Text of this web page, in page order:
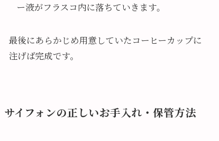
ー液がフラスコ内に落ちていきます。
最後にあらかじめ用意していたコーヒーカップに
注げば完成です。
サイフォンの正しいお手入れ・保管方法